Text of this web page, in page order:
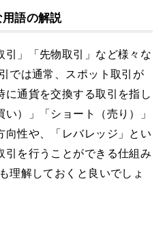
語の解説
引」「先物取引」など様々な
では通常、スポット取引が
に通貨を交換する取引を指し
）」「ショート（売り）」
向性や、「レバレッジ」とい
引を行うことができる仕組み
理解しておくと良いでしょ